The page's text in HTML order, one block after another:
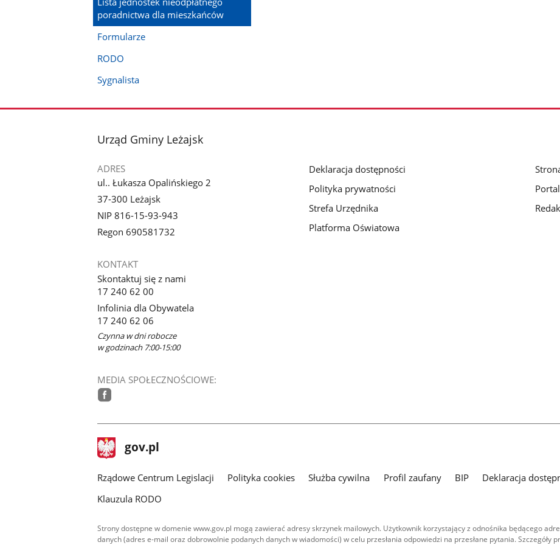
poradnictwa dla mieszkańców
Formularze
RODO
Sygnalista
stopka
Urząd Gminy Leżajsk
ADRES
ul.. Łukasza Opalińskiego 2
37-300 Leżajsk
NIP 816-15-93-943
Regon 690581732
KONTAKT
Skontaktuj się z nami
17 240 62 00
Infolinia dla Obywatela
17 240 62 06
Czynna w dni robocze
w godzinach 7:00-15:00
MEDIA SPOŁECZNOŚCIOWE:
Deklaracja dostępności
Polityka prywatności
Strefa Urzędnika
Platforma Oświatowa
stopka
gov.pl Strona
gov.pl
Rządowe Centrum Legislacji Polityka cookies Służba cywilna Profil zaufany BIP
Deklaracja
Klauzula RODO
Strony dostępne w domenie www.gov.pl mogą zawierać adresy skrzynek mailowych. Użytkownik korzystający z odnośnika będącego
danych (adres e-mail oraz dobrowolnie podanych danych w wiadomości) w celu przesłania odpowiedzi na przesłane pytania. Szczegóły